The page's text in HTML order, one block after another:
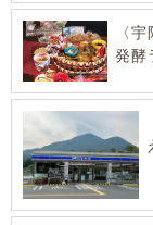
〈
発酵